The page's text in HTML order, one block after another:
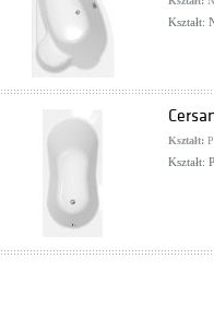
Kształt:
Kształt:
Kształt: